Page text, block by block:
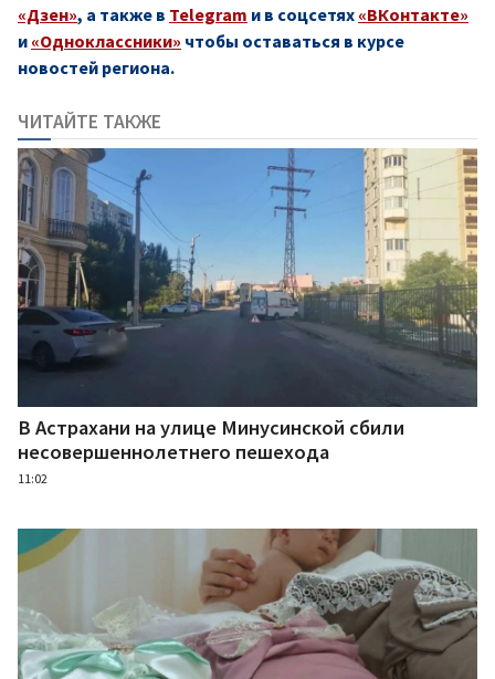
«Дзен», а также в Telegram и в соцсетях «ВКонтакте»
и «Одноклассники» чтобы оставаться в курсе
новостей региона.
ЧИТАЙТЕ ТАКЖЕ
В Астрахани на улице Минусинской сбили
несовершеннолетнего пешехода
11:02